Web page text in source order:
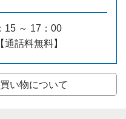
15 ～ 17：00
話料無料】
い物について